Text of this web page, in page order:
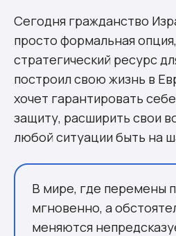
Сегодня гражданство
просто формальная
стратегический ресурс
построил свою жизнь в
хочет гарантировать
защиту, расширить свои
любой ситуации быть на
В мире, где перемены
мгновенно, а
меняются